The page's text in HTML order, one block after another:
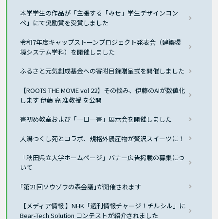
本学学生の作品が「主張する「みせ」学生デザインコン
ペ」にて奨励賞を受賞しました
令和7年度キャップストーンプロジェクト発表会（建築環
境システム学科）を開催しました
ふるさと元気創成基金への寄附目録贈呈式を開催しました
【ROOTS THE MOVIE vol 22】その悩み、伊藤のAIが数値化
します 伊藤 亮 准教授 を公開
書初め教室および「一日一書」展示会を開催しました
大潟つくし苑とコラボ、規格外農産物が贅沢スイーツに！
「秋田県立大学ホームページ」バナー広告掲載の募集につ
いて
｢第21回ソウゾウの森会議｣が開催されます
【メディア情報 】NHK「週刊情報チャージ！チルシル」に
Bear-Tech Solution コンテストが紹介されました